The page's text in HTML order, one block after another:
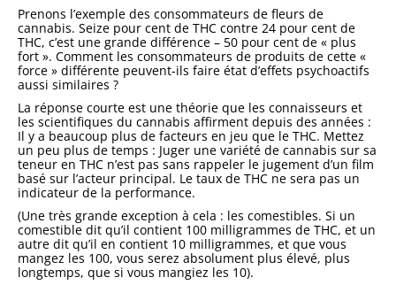
Prenons l’exemple des consommateurs de fleurs de
cannabis. Seize pour cent de THC contre 24 pour cent de
THC, c’est une grande différence – 50 pour cent de « plus
fort ». Comment les consommateurs de produits de cette «
force » différente peuvent-ils faire état d’effets psychoactifs
aussi similaires ?
La réponse courte est une théorie que les connaisseurs et
les scientifiques du cannabis affirment depuis des années :
Il y a beaucoup plus de facteurs en jeu que le THC. Mettez
un peu plus de temps : Juger une variété de cannabis sur sa
teneur en THC n’est pas sans rappeler le jugement d’un film
basé sur l’acteur principal. Le taux de THC ne sera pas un
indicateur de la performance.
(Une très grande exception à cela : les comestibles. Si un
comestible dit qu’il contient 100 milligrammes de THC, et un
autre dit qu’il en contient 10 milligrammes, et que vous
mangez les 100, vous serez absolument plus élevé, plus
longtemps, que si vous mangiez les 10).